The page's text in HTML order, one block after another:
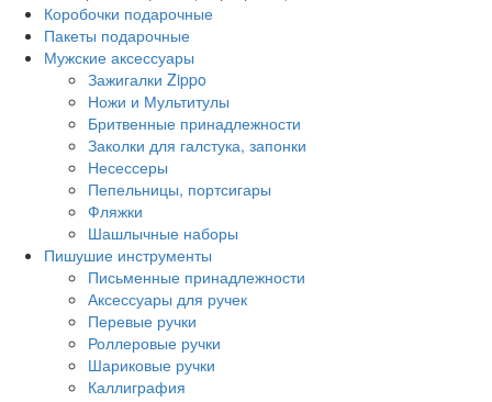
Коробочки подарочные
Пакеты подарочные
Мужские аксессуары
Зажигалки Zippo
Ножи и Мультитулы
Бритвенные принадлежности
Заколки для галстука, запонки
Несессеры
Пепельницы, портсигары
Фляжки
Шашлычные наборы
Пишушие инструменты
Письменные принадлежности
Аксессуары для ручек
Перевые ручки
Роллеровые ручки
Шариковые ручки
Каллиграфия